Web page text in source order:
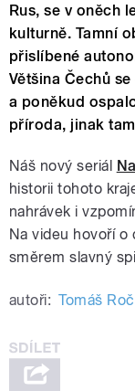
Rus, se v oněch
kulturně. Tamní
přislíbené
Většina Čechů
a poněkud
příroda, jinak
Náš nový seriál
historii tohoto
nahrávek i
Na videu hovoří
směrem slavný
autoři: Tomáš